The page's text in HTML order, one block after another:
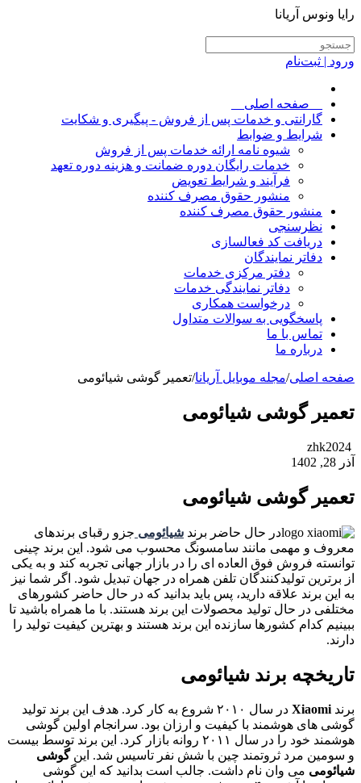
رایا ونوس آریانا
ورود | ثبت‌نام
__صفحه اصلی__
گارانتی و خدمات پس از فروش - پیگیری و شکایت
شرایط و ضوابط
شیوه نامه ارائه خدمات پس از فروش
خدمات رایگان دوره ضمانت و هزینه دوره تعهد
فرآیند و شرایط تعویض
منشور حقوق مصرف کننده
منشور حقوق مصرف کننده
نظرسنجی
دریافت کد فعالسازی
دفاتر نمایندگان
دفتر مرکزی خدمات
دفاتر نمایندگی خدمات
درخواست همکاری
پاسخگویی به سوالات متداول
تماس با ما
درباره ما
صفحه اصلی/مجله موبایل آریانا/تعمیر گوشی شیائومی
تعمیر گوشی شیائومی
zhk2024
آذر 28, 1402
تعمیر گوشی شیائومی
در حال حاضر برند شیائومی جزو رقبای برندهای
معروف و مهمی مانند سامسونگ محسوب می شود. این برند چینی
توانسته فروش فوق العاده ای را در بازار جهانی تجربه کند و به یکی
از برترین تولیدکنندگان تلفن همراه در جهان تبدیل شود. اگر شما نیز
به این برند علاقه دارید، پس باید بدانید که در حال حاضر کشورهای
مختلفی در حال تولید محصولات این برند هستند. با ما همراه باشید تا
ببینیم کدام کشورها سازنده این برند هستند و بهترین کیفیت تولید را
دارند.
تاریخچه برند شیائومی
برندXiaomi
در سال ۲۰۱۰ شروع به کار کرد. هدف این برند تولید
گوشی های هوشمند با کیفیت و ارزان بود. سرانجام اولین گوشی
هوشمند خود را در سال ۲۰۱۱ روانه بازار کرد. این برند توسط بیست
و سومین مرد ثروتمند چین با شش نفر تاسیس شد. اینگوشی
شیائومی می وان نام داشت. جالب است بدانید که این گوشی